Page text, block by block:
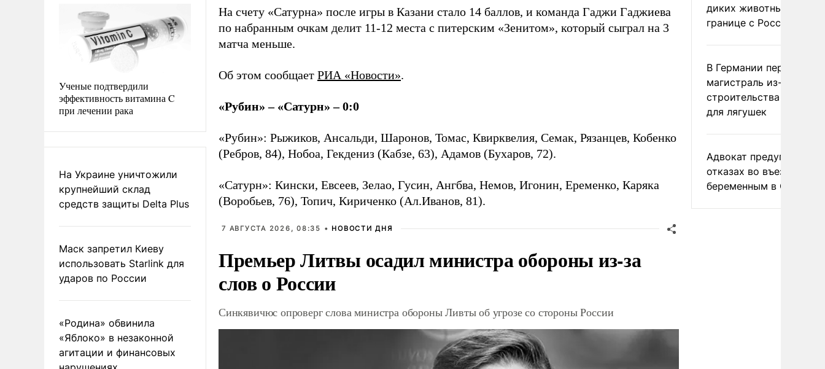
Ученые подтвердили
эффективность витамина C
при лечении рака
На Украине уничтожили
крупнейший склад
средств защиты Delta Plus
Маск запретил Киеву
использовать Starlink для
ударов по России
«Родина» обвинила
«Яблоко» в незаконной
агитации и финансовых
На счету «Сатурна» после игры в Казани стало 14 баллов, и команда Гаджи Гаджиева
по набранным очкам делит 11-12 места с питерским «Зенитом», который сыграл на 3
матча меньше.
Об этом сообщает РИА «Новости».
«Рубин» – «Сатурн» – 0:0
«Рубин»: Рыжиков, Ансальди, Шаронов, Томас, Квирквелия, Семак, Рязанцев, Кобенко
(Ребров, 84), Нобоа, Гекдениз (Кабзе, 63), Адамов (Бухаров, 72).
«Сатурн»: Кински, Евсеев, Зелао, Гусин, Ангбва, Немов, Игонин, Еременко, Каряка
(Воробьев, 76), Топич, Кириченко (Ал.Иванов, 81).
7 АВГУСТА 2026, 08:35 • НОВОСТИ ДНЯ
Премьер Литвы осадил министра обороны из-за
слов о России
Синкявичюс опроверг слова министра обороны Ливты об угрозе со стороны России
диких животных на
границе с Россией
В Германии перекрыли
магистраль из-за
строительства
для лягушек
Адвокат предупредил
отказах во въезде
беременным в США